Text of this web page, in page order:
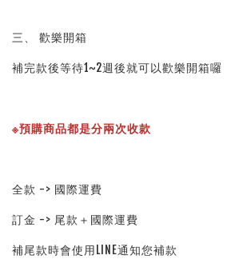
三、 歡樂開箱
補完款後等待1~2週後就可以歡樂開箱囉
※預購商品都是分兩次收款
全款 -> 國際運費
訂金 -> 尾款＋國際運費
補尾款時會使用LINE通知您補款